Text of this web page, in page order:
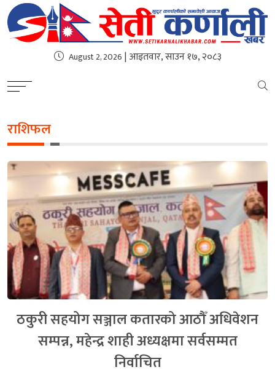
August 2, 2026 | आइतवार, साउन १७, २०८३
राशिफल
ठकुरी सहयोग सञ्जाल कतारको आठौँ अधिवेशन
सम्पन्न, महेन्द्र शाही अध्यक्षमा सर्वसम्मत
निर्वाचित